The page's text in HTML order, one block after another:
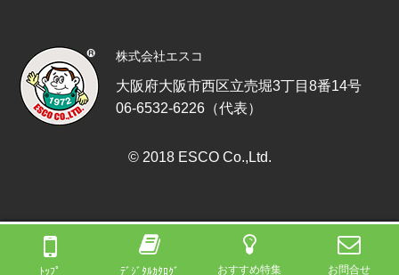
ﾄｯﾌﾟ ﾃﾞｼﾞﾀﾙｶﾀﾛｸﾞ おすすめ特集 お問合せ
株式会社エスコ
大阪府大阪市西区立売堀3丁目8番14号
06-6532-6226（代表）
© 2018 ESCO Co.,Ltd.